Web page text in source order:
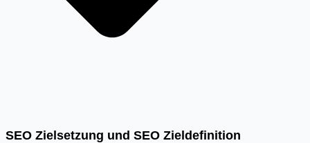
SEO Zielsetzung und SEO Zieldefinition